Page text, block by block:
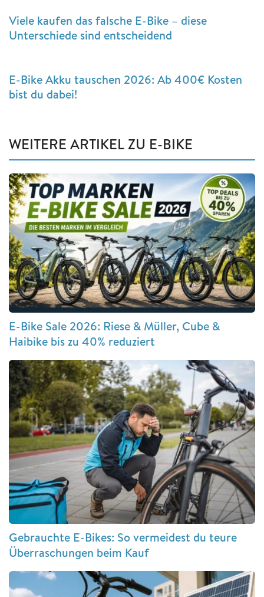
Viele kaufen das falsche E-Bike – diese
Unterschiede sind entscheidend
E-Bike Akku tauschen 2026: Ab 400€ Kosten
bist du dabei!
WEITERE ARTIKEL ZU E-BIKE
E-Bike Sale 2026: Riese & Müller, Cube &
Haibike bis zu 40% reduziert
Gebrauchte E-Bikes: So vermeidest du teure
Überraschungen beim Kauf